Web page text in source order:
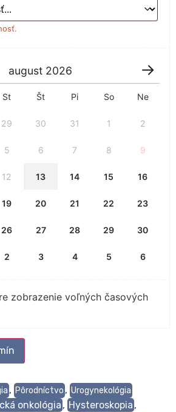
august 2026
St Št Pi So Ne
29 30 31 1 2
5 6 7 8 9
12 13 14 15 16
19 20 21 22 23
26 27 28 29 30
2 3 4 5 6
zobrazenie voľných časových
, Pôrodníctvo , Urogynekológia
onkológia , Hysteroskopia ,